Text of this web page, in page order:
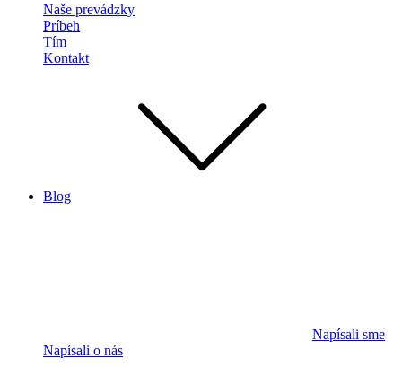
Naše prevádzky
Príbeh
Tím
Kontakt
Blog
Napísali sme
Napísali o nás